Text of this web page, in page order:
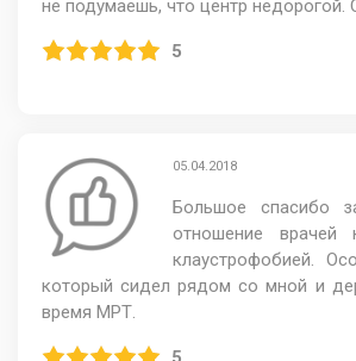
не подумаешь, что центр недорогой.
5
05.04.2018
Большое спасибо
отношение врачей
клаустрофобией.
который сидел рядом со мной и
время МРТ.